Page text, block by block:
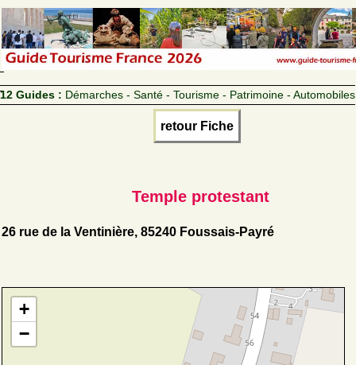
12 Guides : Démarches - Santé - Tourisme - Patrimoine - Automobiles
retour Fiche
Temple protestant
26 rue de la Ventinière, 85240 Foussais-Payré
+
−